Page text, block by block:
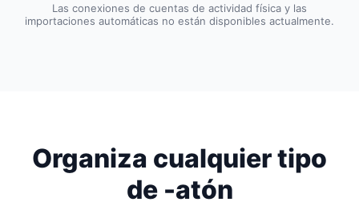
Las conexiones de cuentas de actividad física y las
importaciones automáticas no están disponibles actualmente.
Organiza cualquier tipo
de -atón